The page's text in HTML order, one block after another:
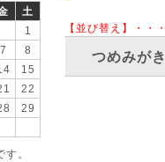
土
1
7
8
15
22
29
。
【並び替え】・・・
つめみがき